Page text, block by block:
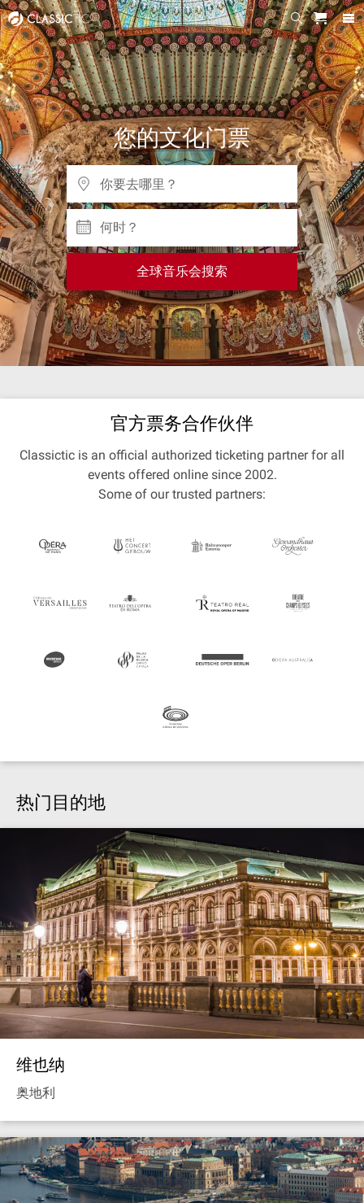
您的文化门票
何时？
全球音乐会搜索
官方票务合作伙伴
Classictic is an official authorized ticketing partner for all
events offered online since 2002.
Some of our trusted partners:
热门目的地
维也纳
奥地利